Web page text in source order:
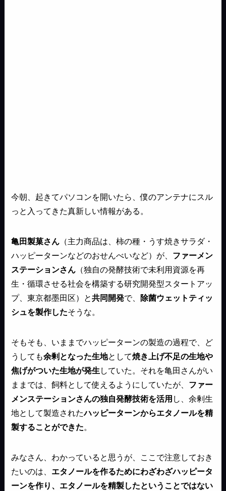
今朝、起きてパソコンを開いたら、僕のアンテナにスル
っと入ってきた真新しい情報がある。
亀田製菓さん （主力商品は、柿の種・うす焼きサラダ・
ハッピーターンなどのおせんべいなど）が、 ファーメン
ステーションさん （独自の発酵技術で未利用資源を再
生・循環させる社会を構築する研究開発型スタートアッ
プ、東京都墨田区）と共同開発で、 除菌ウェットティッ
シュを製作したそうな。
そもそも、いままでハッピーターンの製造の過程で、ど
うしても余剰となった生地として焼き上げ不足の生地や
焦げがついた生地が発生 していた。それを亀田さんがい
ままでは、飼料として使えるようにしていたが、 ファー
メンステーションさんの独自発酵技術を活用 し、余剰生
地として製造されたハッピーターンからエタノールを精
製することができた。
みなさん、わかっていると思うが、ここで注意しておき
たいのは、 エタノールを作るためにわざわざハッピータ
ーンを作り、エタノールを精製したということではない